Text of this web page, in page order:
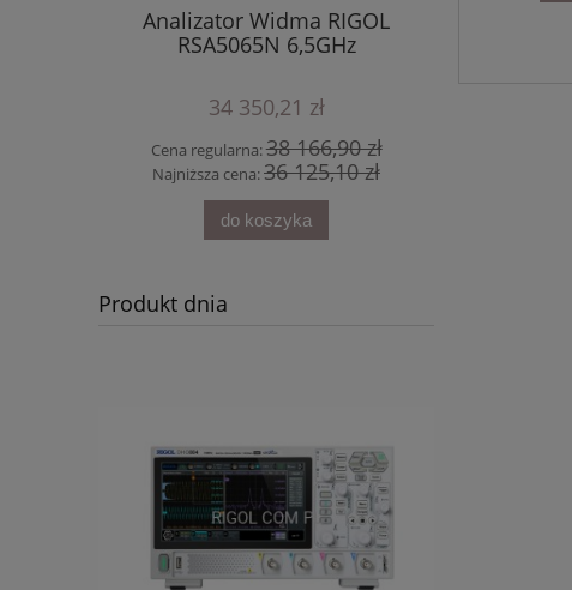
Analizator Widma RIGOL
RSA5065N 6,5GHz
34 350,21 zł
Cena regularna:38 166,90 zł
Najniższa cena:36 125,10 zł
do koszyka
Produkt dnia